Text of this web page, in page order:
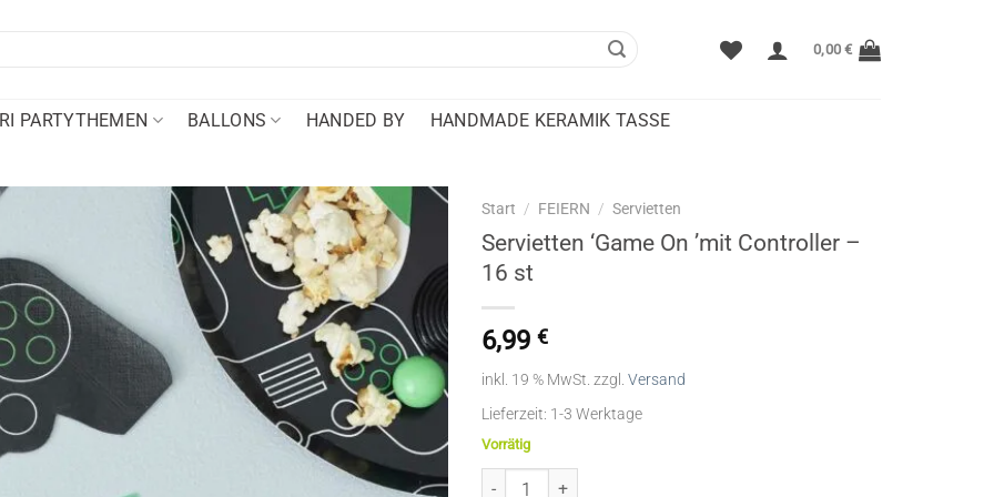
0,00€
PARTYTHEMEN BALLONS HANDED BY HANDMADE KERAMIK TASSE
Start / FEIERN / Servietten
Servietten ‘Game On ’mit Controller –
16 st
6,99 €
inkl. 19 % MwSt. zzgl. Versand
Lieferzeit: 1-3 Werktage
Vorrätig
Servietten ‘Game On ’mit Controller - 16 st Menge